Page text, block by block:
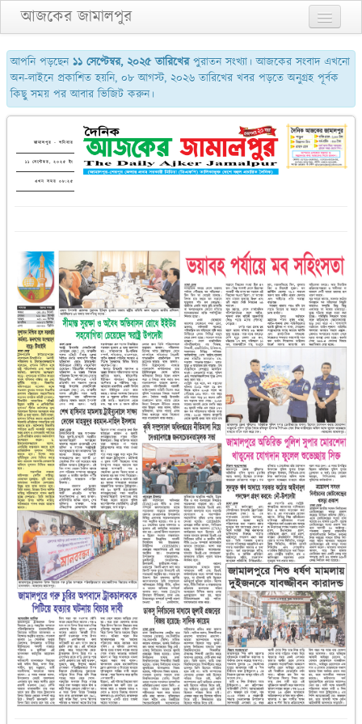
আজকের জামালপুর
প্রথম পাতা
২য় পাতা
৩য় পাতা
শেষের পাতা
আমাদের সম্পর্কে
পুরাতন সংখ্যা
আপনি পড়ছেন১১ সেপ্টেম্বর, ২০২৫ তারিখেরপুরাতন সংখ্যা। আজকের সংবাদ এখনো
অন-লাইনে প্রকাশিত হয়নি, ০৮ আগস্ট, ২০২৬ তারিখের খবর পড়তে অনুগ্রহ পূর্বক
কিছু সময় পর আবার ভিজিট করুন।
জামালপুর - শনিবার
১১ সেপ্টেম্বর, ২০২৫ ইং
এখন সময় ০৮:২৫